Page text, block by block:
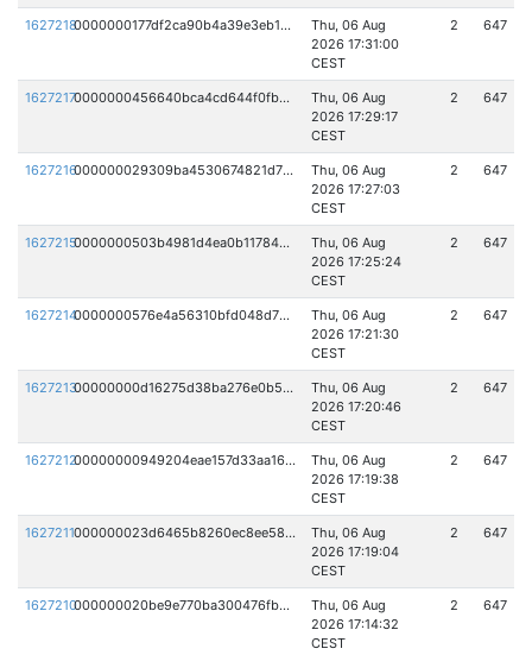
1627218 0000000177df2ca90b4a39e3eb164b9b6f9fd6c38e0b275924e233920251cbbb
Thu, 06 Aug
2026 17:31:00
CEST
2 647
1627217 0000000456640bca4cd644f0fb890a387ab41de655603db55e1d5051f00ec267
Thu, 06 Aug
2026 17:29:17
CEST
2 647
1627216 000000029309ba4530674821d7a104404a4df6c50d61391f83eab653e718375a
Thu, 06 Aug
2026 17:27:03
CEST
2 647
1627215 0000000503b4981d4ea0b117845f3e2119f81106af80f687d0f4df6bd2595459
Thu, 06 Aug
2026 17:25:24
CEST
2 647
1627214 0000000576e4a56310bfd048d7626a38ea22468ad4073c92ce68009c0c2a16c3
Thu, 06 Aug
2026 17:21:30
CEST
2 647
1627213 00000000d16275d38ba276e0b55721d44b4043eeadb69850e72f53203ee27ccc
Thu, 06 Aug
2026 17:20:46
CEST
2 647
1627212 00000000949204eae157d33aa162496f4d03eb5520233630f18d08100ec89f8d
Thu, 06 Aug
2026 17:19:38
CEST
2 647
1627211 000000023d6465b8260ec8ee58349a63796a71fdf2eb8df0ce4ff3eab6ba5ae9
Thu, 06 Aug
2026 17:19:04
CEST
2 647
1627210 000000020be9e770ba300476fbca5c2314a0fafc5c78730b7ededf087b79c606
Thu, 06 Aug
2026 17:14:32
CEST
2 647